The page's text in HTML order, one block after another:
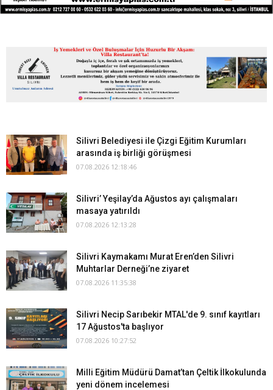
Silivri Belediyesi ile Çizgi Eğitim Kurumları
arasında iş birliği görüşmesi
07.08.2026 12:18:46
Silivri’ Yeşilay’da Ağustos ayı çalışmaları
masaya yatırıldı
07.08.2026 12:13:28
Silivri Kaymakamı Murat Eren’den Silivri
Muhtarlar Derneği’ne ziyaret
07.08.2026 11:35:38
Silivri Necip Sarıbekir MTAL'de 9. sınıf kayıtları
17 Ağustos'ta başlıyor
07.08.2026 10:27:52
Milli Eğitim Müdürü Damat’tan Çeltik İlkokulunda
yeni dönem incelemesi